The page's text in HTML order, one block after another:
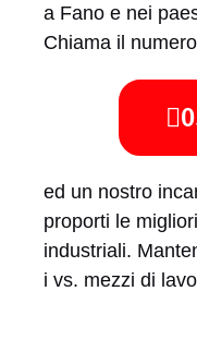
a Fano e nei
Chiama il numero
ed un nostro
proporti le
industriali.
i vs. mezzi di